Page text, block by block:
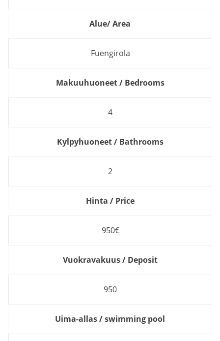
Alue/ Area
Fuengirola
Makuuhuoneet / Bedrooms
4
Kylpyhuoneet / Bathrooms
2
Hinta / Price
950€
Vuokravakuus / Deposit
950
Uima-allas / swimming pool